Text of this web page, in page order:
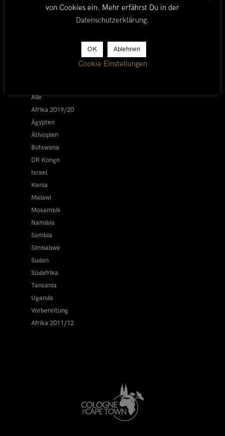
LÄNDER
Alle
Afrika 2019/20
Ägypten
Äthiopien
Botswana
DR Kongo
Israel
Kenia
Malawi
Mosambik
Namibia
Sambia
Simbabwe
Sudan
Südafrika
Tansania
Uganda
Vorbereitung
Afrika 2011/12
von Cookies ein. Mehr erfährst Du in der
Datenschutzerklärung.
OK Ablehnen
Cookie Einstellungen